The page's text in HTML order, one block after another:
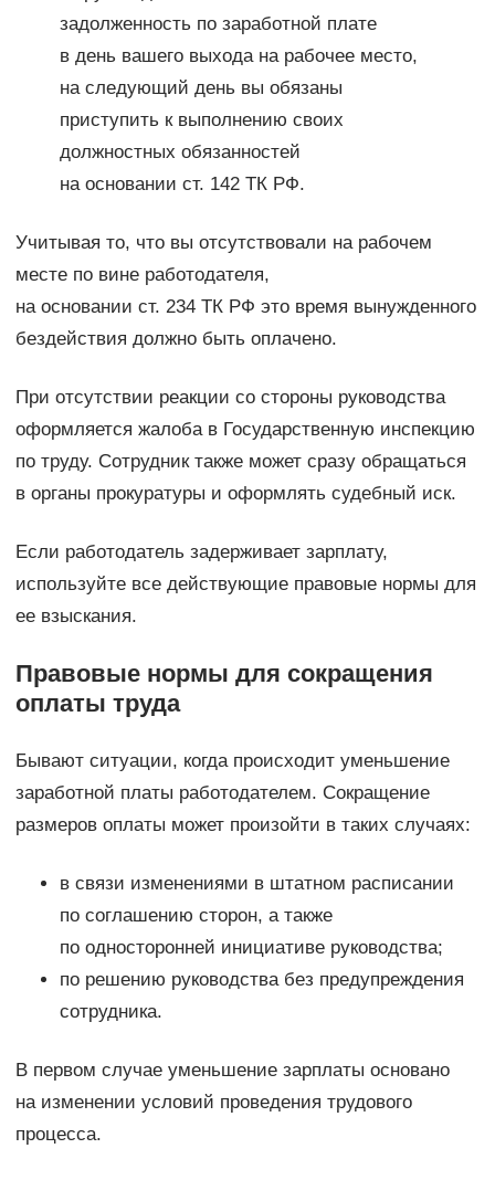
задолженность по заработной плате
в день вашего выхода на рабочее место,
на следующий день вы обязаны
приступить к выполнению своих
должностных обязанностей
на основании ст. 142 ТК РФ.
Учитывая то, что вы отсутствовали на рабочем
месте по вине работодателя,
на основании ст. 234 ТК РФ это время вынужденного
бездействия должно быть оплачено.
При отсутствии реакции со стороны руководства
оформляется жалоба в Государственную инспекцию
по труду. Сотрудник также может сразу обращаться
в органы прокуратуры и оформлять судебный иск.
Если работодатель задерживает зарплату,
используйте все действующие правовые нормы для
ее взыскания.
Правовые нормы для сокращения
оплаты труда
Бывают ситуации, когда происходит уменьшение
заработной платы работодателем. Сокращение
размеров оплаты может произойти в таких случаях:
в связи изменениями в штатном расписании
по соглашению сторон, а также
по односторонней инициативе руководства;
по решению руководства без предупреждения
сотрудника.
В первом случае уменьшение зарплаты основано
на изменении условий проведения трудового
процесса.